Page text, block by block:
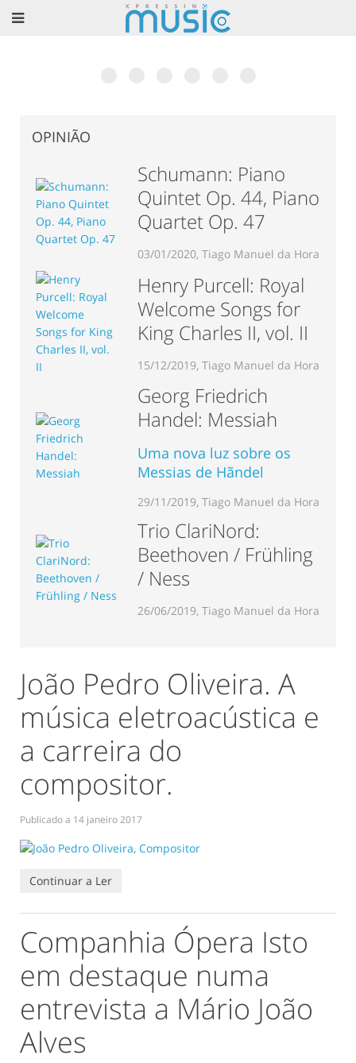
Museu Nacional da Música em Mafra? Excelente
6ª Edição do Talkfest já conta com 60
O livro de César Cardoso: Teoria do
OPINIÃO
Schumann: Piano
Quintet Op. 44, Piano
Quartet Op. 47
03/01/2020, Tiago Manuel da Hora
Henry Purcell: Royal
Welcome Songs for
King Charles II, vol. II
15/12/2019, Tiago Manuel da Hora
Georg Friedrich
Handel: Messiah
Uma nova luz sobre os
Messias de Hãndel
29/11/2019, Tiago Manuel da Hora
Trio ClariNord:
Beethoven / Frühling
/ Ness
26/06/2019, Tiago Manuel da Hora
João Pedro Oliveira. A
música eletroacústica e
a carreira do
compositor.
Publicado a 14 janeiro 2017
Continuar a Ler
Companhia Ópera Isto
em destaque numa
entrevista a Mário João
Alves